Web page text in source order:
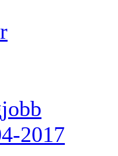
2017